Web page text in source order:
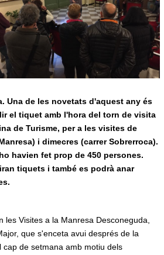
Una de les novetats d'aquest any és
el tiquet amb l'hora del torn de visita
de Turisme, per a les visites de
i dimecres (carrer Sobrerroca).
havien fet prop de 450 persones.
tiquets i també es podrà anar
les Visites a la Manresa Desconeguda,
que s'enceta avui després de la
cap de setmana amb motiu dels